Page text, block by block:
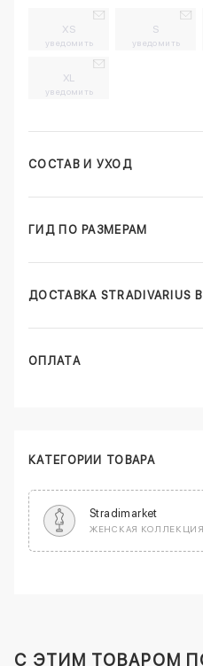
XS
уведомить
S
уведомить
XL
уведомить
СОСТАВ И УХОД
ГИД ПО РАЗМЕРАМ
ДОСТАВКА
ОПЛАТА
КАТЕГОРИИ ТОВАРА
Stradimarket
ЖЕНСКАЯ КОЛЛЕКЦИЯ
C ЭТИМ ТОВАРОМ